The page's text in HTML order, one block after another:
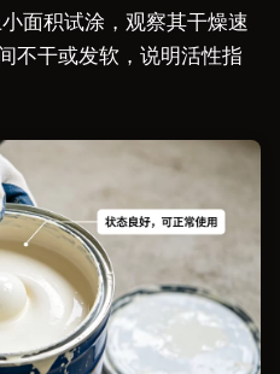
面积试涂，观察其干燥速
不干或发软，说明活性指